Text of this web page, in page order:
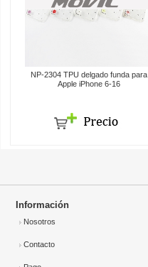
NP-2304 TPU delgado funda para
Apple iPhone 6-16
Información
Nosotros
Contacto